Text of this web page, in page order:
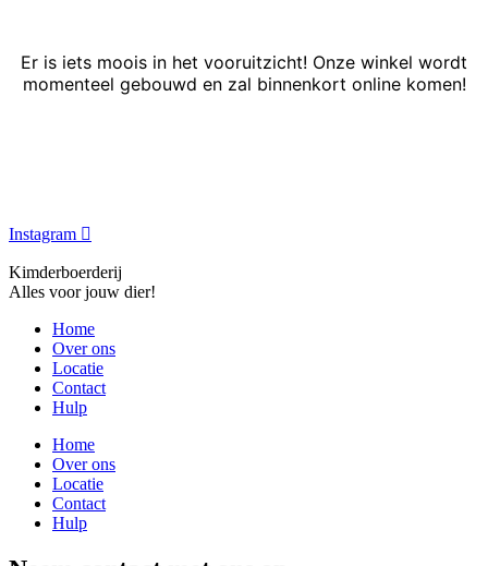
Er is iets moois in het vooruitzicht! Onze winkel wordt
momenteel gebouwd en zal binnenkort online komen!
Instagram
Kimderboerderij
Alles voor jouw dier!
Home
Over ons
Locatie
Contact
Hulp
Home
Over ons
Locatie
Contact
Hulp